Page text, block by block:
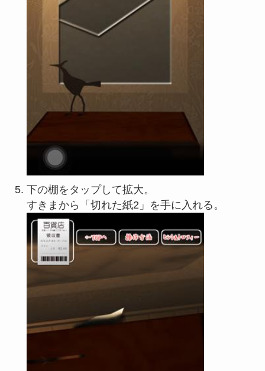
下の棚をタップして拡大。
すきまから「切れた紙2」を手に入れる。